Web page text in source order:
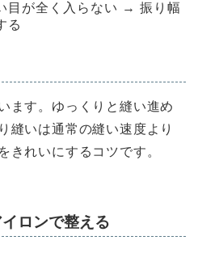
目が全く入らない → 振り幅
る
ます。ゆっくりと縫い進め
縫いは通常の縫い速度より
きれいにするコツです。
ロンで整える